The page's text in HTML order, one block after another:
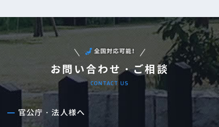
お問い合わせ・ご相談
CONTACT US
官公庁・法人様へ